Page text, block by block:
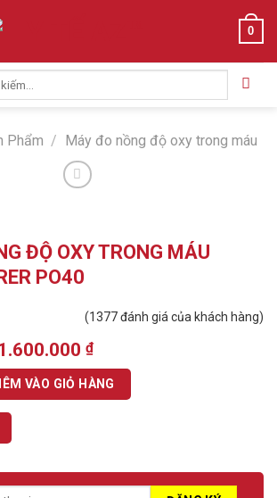
0
Phẩm / Máy đo nồng độ oxy trong máu
ĐỘ OXY TRONG MÁU
PO40
(1377đánh giá của khách hàng)
₫.
₫Current
price
is:
1.600.000 ₫.
TRONG MÁU (SPO2) BEURER PO40 số lượng
VÀO GIỎ HÀNG